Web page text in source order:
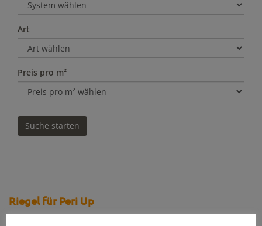
Art
Preis pro m²
Riegel für Peri Up
RiegelfürPERIGerüste in gebrauchtem Zustand. Diese Riegel